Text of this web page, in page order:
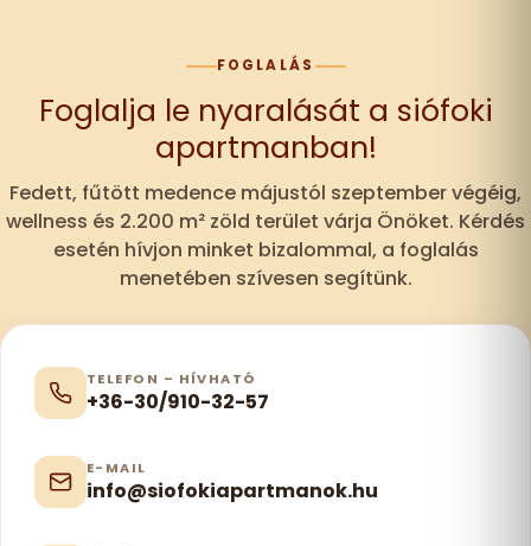
FOGLALÁS
Foglalja le nyaralását a siófoki
apartmanban!
Fedett, fűtött medence májustól szeptember végéig,
wellness és 2.200 m² zöld terület várja Önöket. Kérdés
esetén hívjon minket bizalommal, a foglalás
menetében szívesen segítünk.
TELEFON – HÍVHATÓ
+36-30/910-32-57
E-MAIL
info@siofokiapartmanok.hu